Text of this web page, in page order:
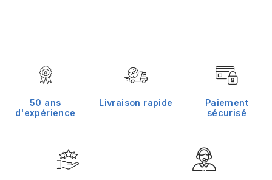
50 ans
d'expérience
Livraison rapide
Paiement
sécurisé